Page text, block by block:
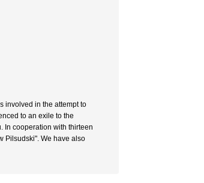
involved in the attempt to
to an exile to the
In cooperation with thirteen
Pilsudski". We have also